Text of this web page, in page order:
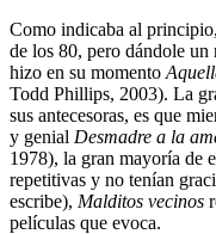
Como indicaba al
de los 80, pero dándole
hizo en su momento
Todd Phillips, 2003). La
sus antecesoras, es que
y genial Desmadre a la
1978), la gran mayoría de
repetitivas y no tenían
escribe), Malditos vecinos
películas que evoca.